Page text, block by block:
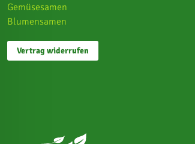
Gemüsesamen
Blumensamen
Vertrag widerrufen